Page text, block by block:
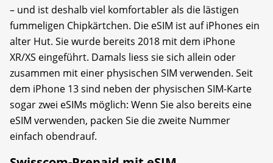
– und ist deshalb viel komfortabler als die lästigen
fummeligen Chipkärtchen. Die eSIM ist auf iPhones ein
alter Hut. Sie wurde bereits 2018 mit dem iPhone
XR/XS eingeführt. Damals liess sie sich allein oder
zusammen mit einer physischen SIM verwenden. Seit
dem iPhone 13 sind neben der physischen SIM-Karte
sogar zwei eSIMs möglich: Wenn Sie also bereits eine
eSIM verwenden, packen Sie die zweite Nummer
einfach obendrauf.